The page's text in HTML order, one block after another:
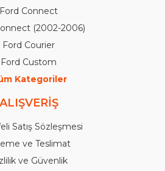
Ford Connect
(2002-2006)
Ford Courier
Ford Custom
Kategoriler
ALIŞVERİŞ
Satış Sözleşmesi
ve Teslimat
ve Güvenlik